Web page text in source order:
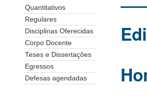
Quantitativos
Regulares
Disciplinas Oferecidas
Corpo Docente
Teses e Dissertações
Egressos
Defesas agendadas